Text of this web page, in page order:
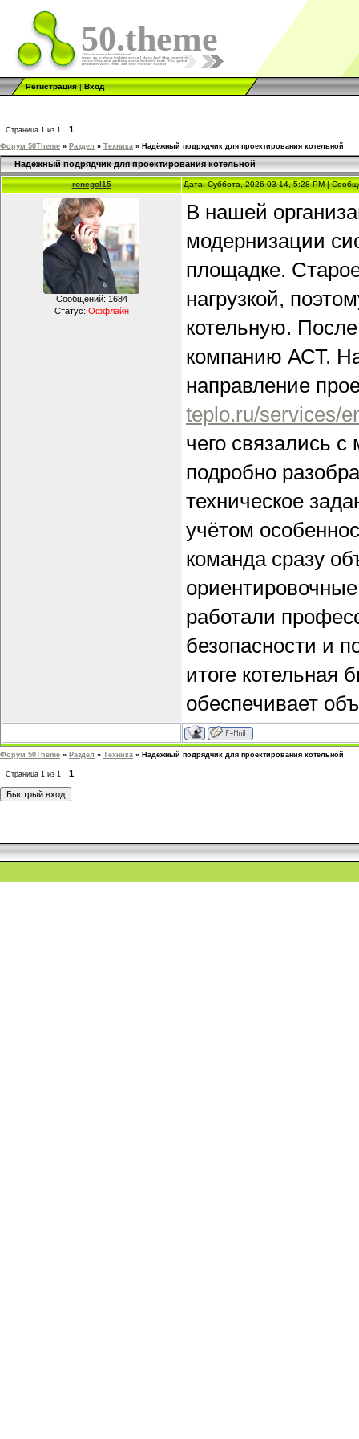
50.theme
Регистрация|Вход
Страница 1 из 1 1
Форум 50Theme » Раздел » Техника » Надёжный подрядчик для проектирования котельной
Надёжный подрядчик для проектирования котельной
ronegol15 Дата: Суббота, 2026-03-14, 5:28 PM |
Сообщений: 1684
Статус: Оффлайн
В нашей
модернизации
площадке.
нагрузкой,
котельную.
компанию АСТ.
направление
teplo.ru/services/
чего связались
подробно
техническое
учётом
команда сразу
работали
безопасности и
итоге котельная
обеспечивает
Форум 50Theme » Раздел » Техника » Надёжный подрядчик для проектирования котельной
Страница 1 из 1 1